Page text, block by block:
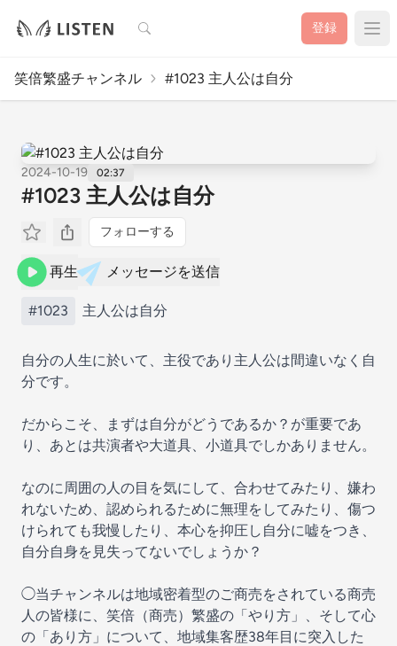
検索 登録
笑倍繁盛チャンネル #1023 主人公は自分
2024-10-19 02:37
#1023 主人公は自分
フォローする
再生 メッセージを送信
#1023 主人公は自分
自分の人生に於いて、主役であり主人公は間違いなく自
分です。
だからこそ、まずは自分がどうであるか？が重要であ
り、あとは共演者や大道具、小道具でしかありません。
なのに周囲の人の目を気にして、合わせてみたり、嫌わ
れないため、認められるために無理をしてみたり、傷つ
けられても我慢したり、本心を抑圧し自分に嘘をつき、
自分自身を見失ってないでしょうか？
◯当チャンネルは地域密着型のご商売をされている商売
人の皆様に、笑倍（商売）繁盛の「やり方」、そして心
の「あり方」について、地域集客歴38年目に突入した